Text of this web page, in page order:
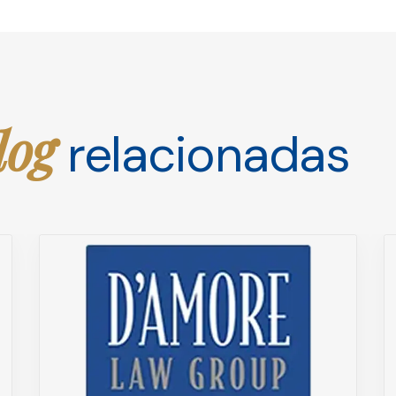
relacionadas